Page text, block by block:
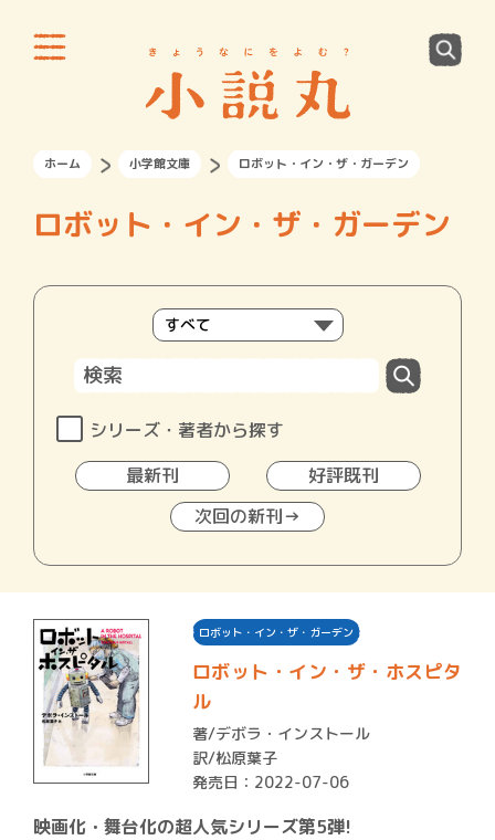
ホーム 小学館文庫 ロボット・イン・ザ・ガーデン
ロボット・イン・ザ・ガーデン
シリーズ・著者から探す
最新刊
好評既刊
次回の新刊→
ロボット・イン・ザ・ガーデン
ロボット・イン・ザ・ホスピタ
ル
著/デボラ・インストール
訳/松原葉子
発売日：2022-07-06
映画化・舞台化の超人気シリーズ第5弾!